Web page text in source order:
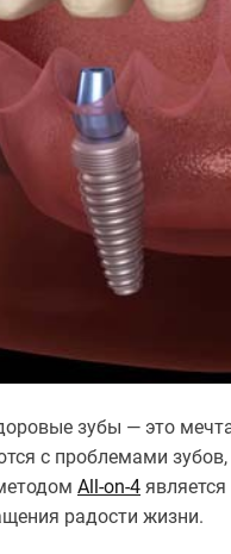
зубы — это
с проблемами
All-on-4
радости жизни.